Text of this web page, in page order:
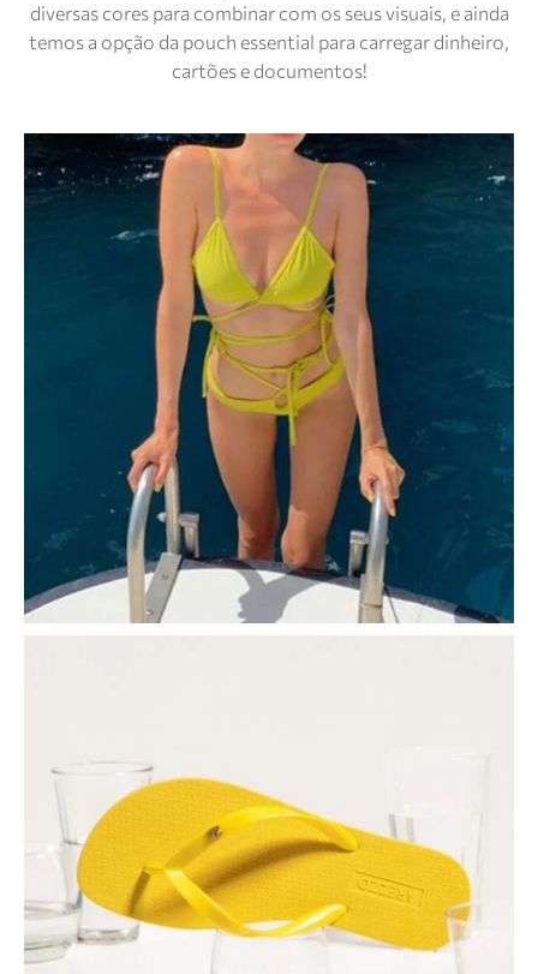
diversas cores para combinar com os seus visuais, e ainda
temos a opção da pouch essential para carregar dinheiro,
cartões e documentos!